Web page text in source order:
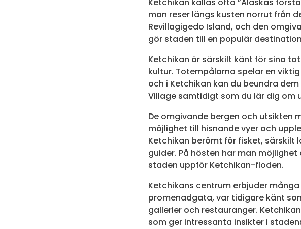
Ketchikan kallas ofta ”Alaskas
man reser längs kusten norrut från
Revillagigedo Island, och den
gör staden till en populär
Ketchikan är särskilt känt för sina
kultur. Totempålarna spelar en
och i Ketchikan kan du beundra
Village samtidigt som du lär dig om
De omgivande bergen och utsikten
möjlighet till hisnande vyer och
Ketchikan berömt för fisket, särskilt
guider. På hösten har man
staden uppför Ketchikan-floden.
Ketchikans centrum erbjuder
promenadgata, var tidigare känt
gallerier och restauranger.
som ger intressanta insikter i